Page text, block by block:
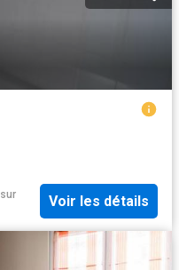
sur
Voir les détails